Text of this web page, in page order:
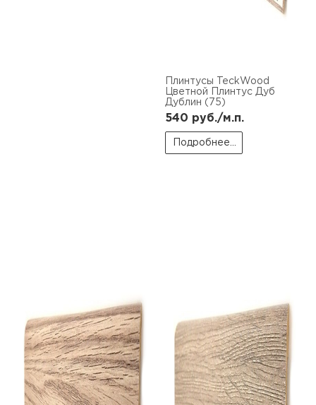
Плинтусы TeckWood
Цветной Плинтус Дуб
Дублин (75)
540 руб./м.п.
Подробнее...